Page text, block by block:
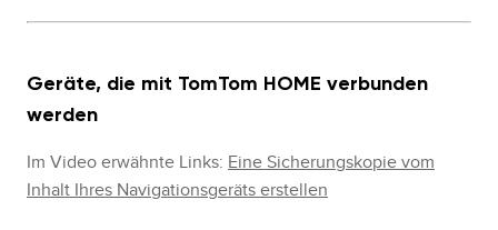
Geräte, die mit TomTom HOME verbunden
werden
Im Video erwähnte Links: Eine Sicherungskopie vom
Inhalt Ihres Navigationsgeräts erstellen